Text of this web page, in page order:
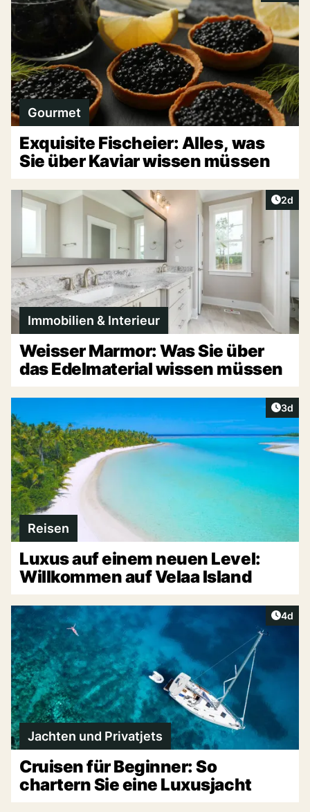
Gourmet
Exquisite Fischeier: Alles, was
Sie über Kaviar wissen müssen
2d
Immobilien & Interieur
Weisser Marmor: Was Sie über
das Edelmaterial wissen müssen
3d
Reisen
Luxus auf einem neuen Level:
Willkommen auf Velaa Island
4d
Jachten und Privatjets
Cruisen für Beginner: So
chartern Sie eine Luxusjacht